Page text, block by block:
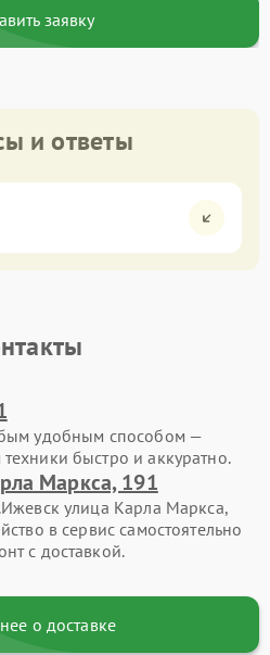
заявку
и ответы
удобным способом —
быстро и аккуратно.
Маркса, 191
улица Карла Маркса,
в сервис самостоятельно
с доставкой.
о доставке